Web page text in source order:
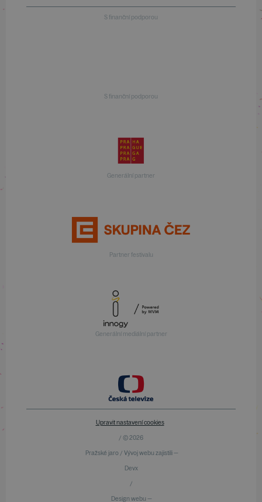
S finanční podporou
S finanční podporou
Generální partner
Partner festivalu
Generální mediální partner
Upravit nastavení cookies
/ © 2026
Pražské jaro / Vývoj webu zajistili —
Devx
/
Design webu —